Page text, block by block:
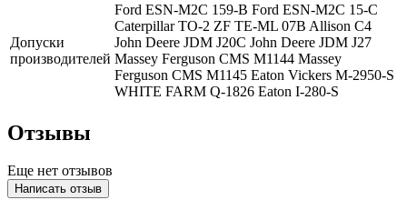
Допуски
производителей
Ford ESN-M2C 159-B Ford ESN-M2C 15-C
Caterpillar TO-2 ZF TE-ML 07B Allison C4
John Deere JDM J20C John Deere JDM J27
Massey Ferguson CMS M1144 Massey
Ferguson CMS M1145 Eaton Vickers M-2950-S
WHITE FARM Q-1826 Eaton I-280-S
Отзывы
Еще нет отзывов
Написать отзыв